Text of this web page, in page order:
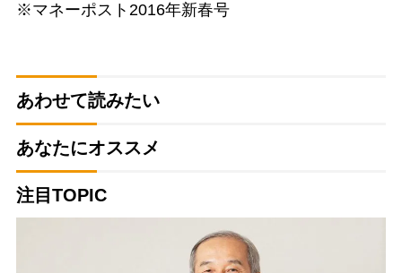
※マネーポスト2016年新春号
あわせて読みたい
あなたにオススメ
注目TOPIC